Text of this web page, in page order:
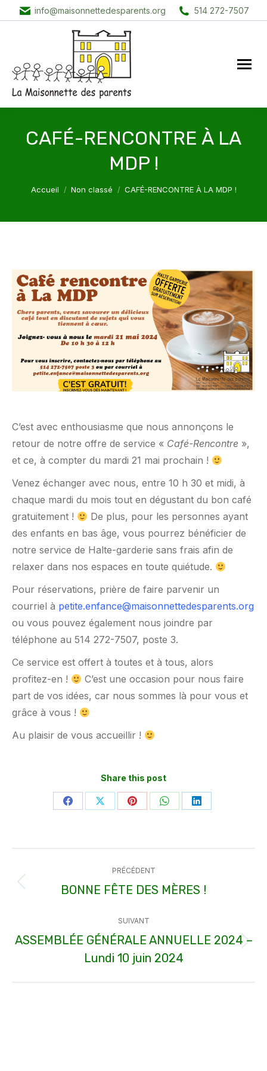
info@maisonnettedesparents.org 514 272-7507
CAFÉ-RENCONTRE À LA
MDP !
Vous êtes ici :
Accueil Non classé CAFÉ-RENCONTRE À LA MDP !
C’est avec enthousiasme que nous annonçons le
retour de notre offre de service « Café-Rencontre »,
et ce, à compter du mardi 21 mai prochain !
Venez échanger avec nous, entre 10 h 30 et midi, à
chaque mardi du mois tout en dégustant du bon café
gratuitement !
De plus, pour les personnes ayant
des enfants en bas âge, vous pourrez bénéficier de
notre service de Halte-garderie sans frais afin de
relaxer dans nos espaces en toute quiétude.
Pour réservations, prière de faire parvenir un
courriel à petite.enfance@maisonnettedesparents.org
ou vous pouvez également nous joindre par
téléphone au 514 272-7507, poste 3.
Ce service est offert à toutes et à tous, alors
profitez-en !
C’est une occasion pour nous faire
part de vos idées, car nous sommes là pour vous et
grâce à vous !
Au plaisir de vous accueillir !
Share this post
PartagerPartagerPartagerPartagerPartager
article
PRÉCÉDENT
Article
:
BONNE FÊTE DES MÈRES !
SUIVANT
Article
suivant
:
ASSEMBLÉE GÉNÉRALE ANNUELLE 2024 –
Lundi 10 juin 2024